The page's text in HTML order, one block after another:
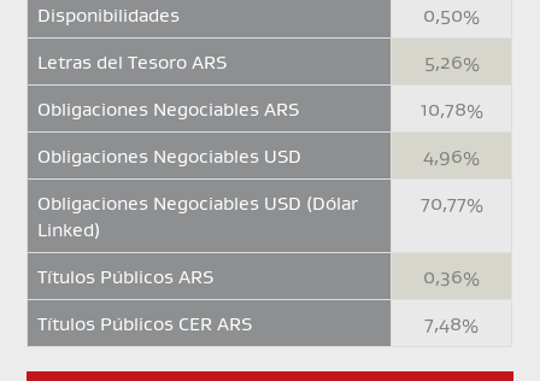
Disponibilidades
0,50%
Letras del Tesoro ARS
5,26%
Obligaciones Negociables ARS
10,78%
Obligaciones Negociables USD
4,96%
Obligaciones Negociables USD (Dólar
Linked)
70,77%
Títulos Públicos ARS
0,36%
Títulos Públicos CER ARS
7,48%